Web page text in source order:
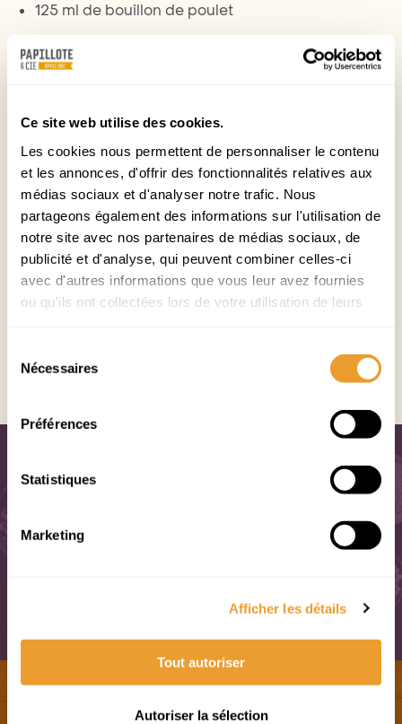
Ce site web utilise des cookies.
Les cookies nous permettent de personnaliser le contenu
et les annonces, d'offrir des fonctionnalités relatives aux
médias sociaux et d'analyser notre trafic. Nous
partageons également des informations sur l'utilisation de
notre site avec nos partenaires de médias sociaux, de
publicité et d'analyse, qui peuvent combiner celles-ci
avec d'autres informations que vous leur avez fournies
ou qu'ils ont collectées lors de votre utilisation de leurs
Nécessaires
Préférences
Statistiques
Marketing
Afficher les détails
Tout autoriser
Autoriser la sélection
125 ml de bouillon de poulet
la chair 5-10 minutes à feu moyen.
2. Dans un autre poêlon, faire revenir les légumes
et l’ail dans le beurre fondu jusqu’à ce qu’ils soient
tendres
3. Égoutter la chair de saucisse et mettre dans un
grand bol avec les légumes et les cubes de pain.
4. Ajouter les épices, le sel et le poivre; verser le
bouillon pour bien humecter le pain et le mélange.
5. Farcir la dinde sans trop tasser et mettre le
Notes